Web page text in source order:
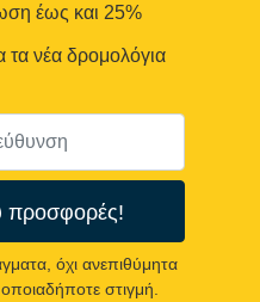
έως και 25%
τα νέα δρομολόγια
προσφορές!
όχι ανεπιθύμητα
στιγμή.